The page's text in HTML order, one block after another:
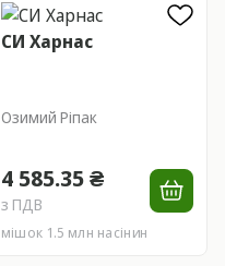
СИ Харнас
Озимий Ріпак
4 585.35 ₴
з ПДВ
мішок 1.5 млн насінин